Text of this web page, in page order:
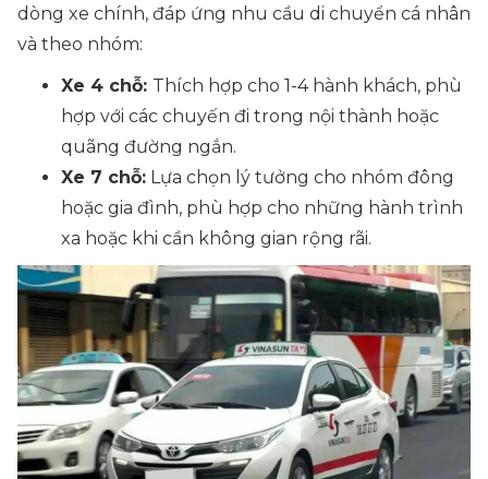
dòng xe chính, đáp ứng nhu cầu di chuyển cá nhân
và theo nhóm:
Xe 4 chỗ: Thích hợp cho 1-4 hành khách, phù
hợp với các chuyến đi trong nội thành hoặc
quãng đường ngắn.
Xe 7 chỗ: Lựa chọn lý tưởng cho nhóm đông
hoặc gia đình, phù hợp cho những hành trình
xa hoặc khi cần không gian rộng rãi.